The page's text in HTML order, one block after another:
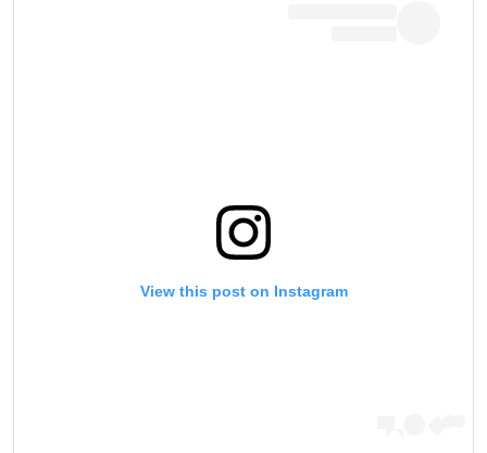
View this post on Instagram